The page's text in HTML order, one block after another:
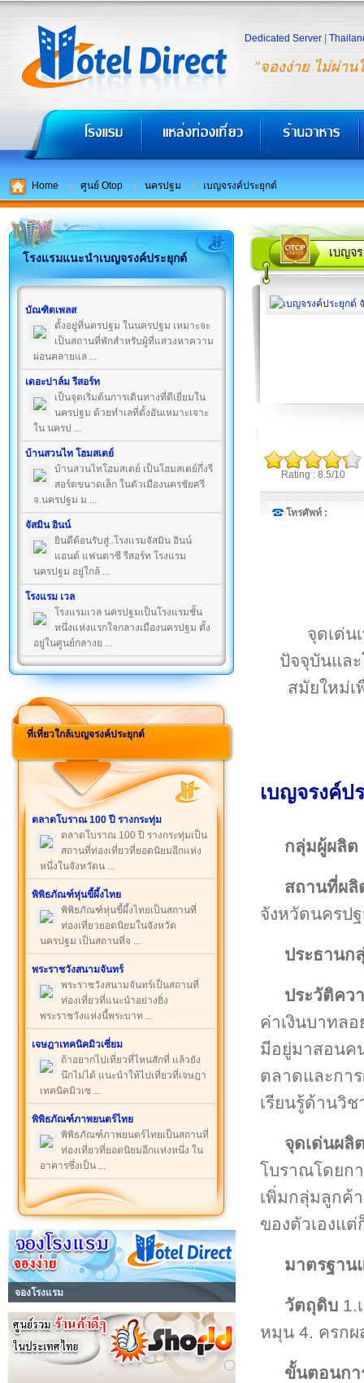
"จองง่าย ไม่ผ่าน
Dedicated Server
Home ศูนย์ Otop นครปฐม เบญจรงค์ประยุกต์
โรงแรมแนะนำเบญจรงค์ประยุกต์
บัณฑิตเพลส
ตั้งอยู่ที่นครปฐม ในนครปฐม เหมาะจะ
เป็นสถานที่พักสำหรับผู้ที่แสวงหาความ
ผ่อนคลายแล ...
เดอะปาล์ม รีสอร์ท
เป็นจุดเริ่มต้นการเดินทางที่ดีเยี่ยมใน
นครปฐม ด้วยทำเลที่ตั้งอันเหมาะเจาะ
ใน นครป ...
บ้านสวนไท โฮมสเตย์
บ้านสวนไทโฮมสเตย์ เป็นโฮมสเตย์กึ่งรี
สอร์ตขนาดเล็ก ในตัวเมืองนครชัยศรี
จ.นครปฐม ม ...
จัสมิน อินน์
ยินดีต้อนรับสู่..โรงแรมจัสมิน อินน์
แอนด์ แฟนตาซี รีสอร์ท โรงแรม
นครปฐม อยู่ใกล้ ...
โรงแรม เวล
โรงแรมเวล นครปฐมเป็นโรงแรมชั้น
หนึ่งแห่งแรกใจกลางเมืองนครปฐม ตั้ง
อยู่ในศูนย์กลางย ...
ที่เที่ยวใกล้เบญจรงค์ประยุกต์
ตลาดโบราณ 100 ปี รางกระทุ่ม
ตลาดโบราณ 100 ปี รางกระทุ่มเป็น
สถานที่ท่องเที่ยวที่ยอดนิยมอีกแห่ง
หนึ่งในจังหวัดน ...
พิพิธภัณฑ์หุ่นขี้ผึ้งไทย
พิพิธภัณฑ์หุ่นขี้ผึ้งไทยเป็นสถานที่
ท่องเที่ยวยอดนิยมในจังหวัด
นครปฐม เป็นสถานที่จ ...
พระราชวังสนามจันทร์
พระราชวังสนามจันทร์เป็นสถานที่
ท่องเที่ยวที่แนะนำอย่างยิ่ง
พระราชวังแห่งนี้พระบาท ...
เจษฎาเทคนิคมิวเซี่ยม
ถ้าอยากไปเที่ยวที่ไหนสักที่ แล้วยัง
นึกไม่ได้ แนะนำให้ไปเที่ยวที่เจษฎา
เทคนิคมิวเซ ...
พิพิธภัณฑ์ภาพยนตร์ไทย
พิพิธภัณฑ์ภาพยนตร์ไทยเป็นสถานที่
ท่องเที่ยวที่ยอดนิยมอีกแห่งหนึ่ง ใน
อาคารซึ่งเป็น ...
จองโรงแรม
เบญจ
Rating : 8.5/10
โทรศัพท์ :
จุดเด่น
ปัจจุบันแล
สมัยใหม่เ
เบญจรงค์ป
กลุ่มผู้ผลิต
สถานที่ผลิ
จังหวัดนครป
ประธานก
ประวัติคว
ค่าเงินบาทล
มีอยู่มาสอนค
ตลาดและกา
เรียนรู้ด้านวิ
จุดเด่นผ
โบราณโดยก
เพิ่มกลุ่มลูกค้
ของตัวเองแ
มาตรฐาน
วัตถุดิบ 1.
หมุน 4. ครก
ขั้นตอนกา